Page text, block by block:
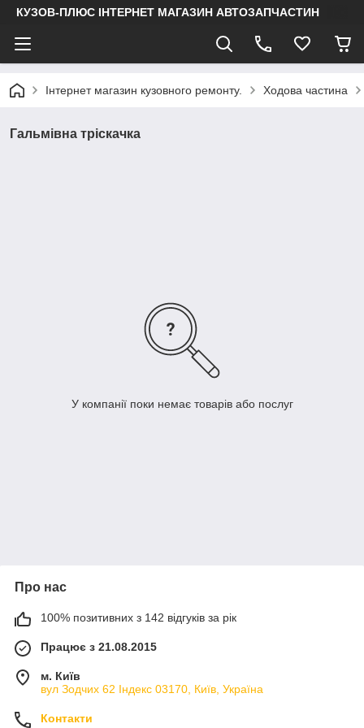
КУЗОВ-ПЛЮС ІНТЕРНЕТ МАГАЗИН АВТОЗАПЧАСТИН
Інтернет магазин кузовного ремонту. Ходова частина
Гальмівна тріскачка
У компанії поки немає товарів або послуг
Про нас
100% позитивних з 142 відгуків за рік
Працює з 21.08.2015
м. Київ
вул Зодчих 62 Індекс 03170, Київ, Україна
Контакти